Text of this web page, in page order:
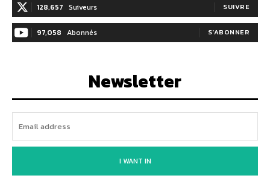
128,657 Suiveurs SUIVRE
97,058 Abonnés S'ABONNER
Newsletter
I WANT IN